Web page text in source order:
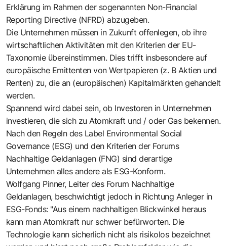
Erklärung im Rahmen der sogenannten Non-Financial
Reporting Directive (NFRD) abzugeben.
Die Unternehmen müssen in Zukunft offenlegen, ob ihre
wirtschaftlichen Aktivitäten mit den Kriterien der EU-
Taxonomie übereinstimmen. Dies trifft insbesondere auf
europäische Emittenten von Wertpapieren (z. B Aktien und
Renten) zu, die an (europäischen) Kapitalmärkten gehandelt
werden.
Spannend wird dabei sein, ob Investoren in Unternehmen
investieren, die sich zu Atomkraft und / oder Gas bekennen.
Nach den Regeln des Label Environmental Social
Governance (ESG) und den Kriterien der Forums
Nachhaltige Geldanlagen (FNG) sind derartige
Unternehmen alles andere als ESG-Konform.
Wolfgang Pinner, Leiter des Forum Nachhaltige
Geldanlagen, beschwichtigt jedoch in Richtung Anleger in
ESG-Fonds: "Aus einem nachhaltigen Blickwinkel heraus
kann man Atomkraft nur schwer befürworten. Die
Technologie kann sicherlich nicht als risikolos bezeichnet